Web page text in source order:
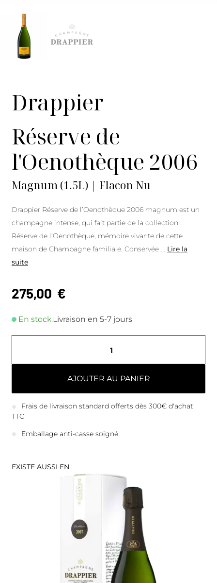
Drappier
Réserve de
l'Oenothèque 2006
Magnum (1.5L) | Flacon Nu
Drappier Réserve de l’Oenothèque 2006 magnum est un
champagne intense, qui fait partie de la collection
Réserve de l’Oenothèque, mémoire vivante de cette
maison de Champagne familiale. Conservée
Lire la
suite
275,00 €
En stock.Livraison en 5-7 jours
AJOUTER AU PANIER
Frais de livraison standard offerts dès 300€ d'achat
TTC
Emballage anti-casse soigné
EXISTE AUSSI EN :